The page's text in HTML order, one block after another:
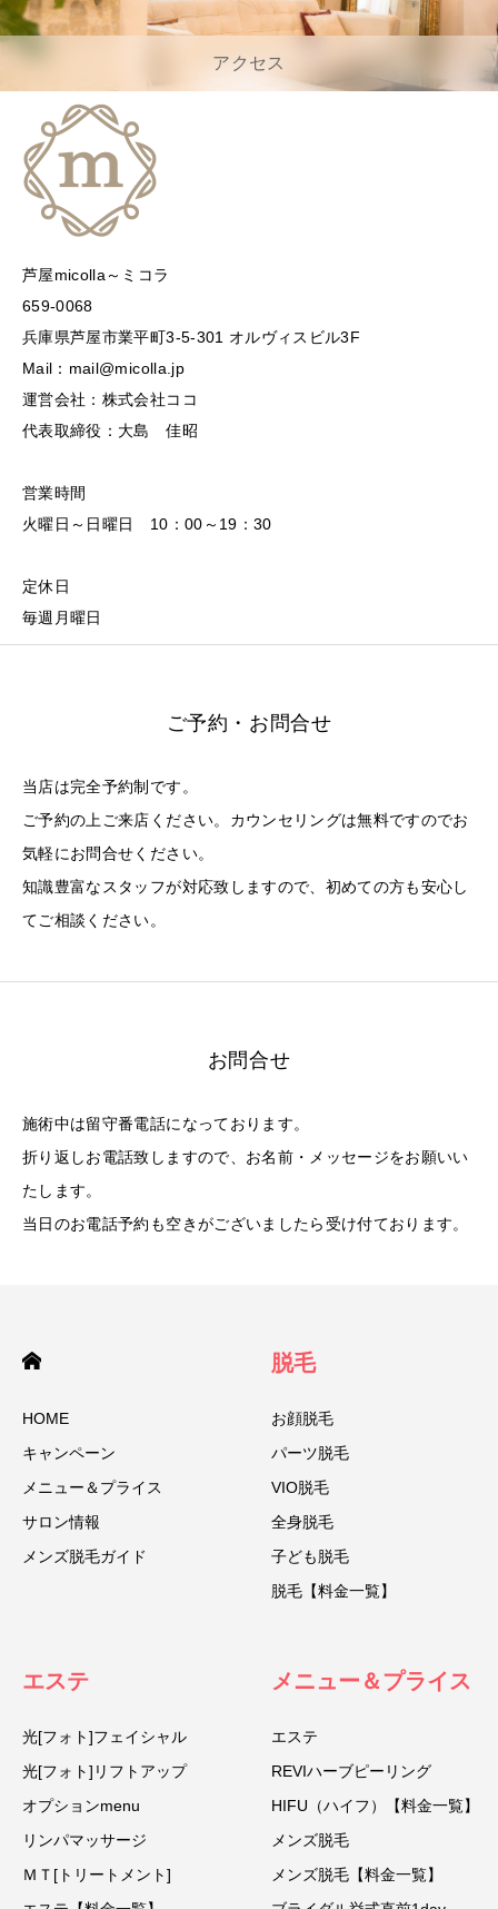
アクセス
芦屋micolla～ミコラ
659-0068
兵庫県芦屋市業平町3-5-301 オルヴィスビル3F
Mail：mail@micolla.jp
運営会社：株式会社ココ
代表取締役：大島 佳昭
営業時間
火曜日～日曜日 10：00～19：30
定休日
毎週月曜日
ご予約・お問合せ
当店は完全予約制です。
ご予約の上ご来店ください。カウンセリングは無料ですのでお
気軽にお問合せください。
知識豊富なスタッフが対応致しますので、初めての方も安心し
てご相談ください。
お問合せ
施術中は留守番電話になっております。
折り返しお電話致しますので、お名前・メッセージをお願いい
たします。
当日のお電話予約も空きがございましたら受け付ております。
HOME
キャンペーン
メニュー＆プライス
サロン情報
メンズ脱毛ガイド
脱毛
お顔脱毛
パーツ脱毛
VIO脱毛
全身脱毛
子ども脱毛
脱毛【料金一覧】
エステ
光[フォト]フェイシャル
光[フォト]リフトアップ
オプションmenu
リンパマッサージ
ＭＴ[トリートメント]
メニュー＆プライス
エステ
REVIハーブピーリング
HIFU（ハイフ）【料金一覧】
メンズ脱毛
メンズ脱毛【料金一覧】